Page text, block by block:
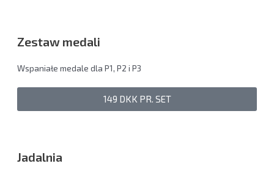
Zestaw medali
Wspaniałe medale dla P1, P2 i P3
149 DKK PR. SET
Jadalnia